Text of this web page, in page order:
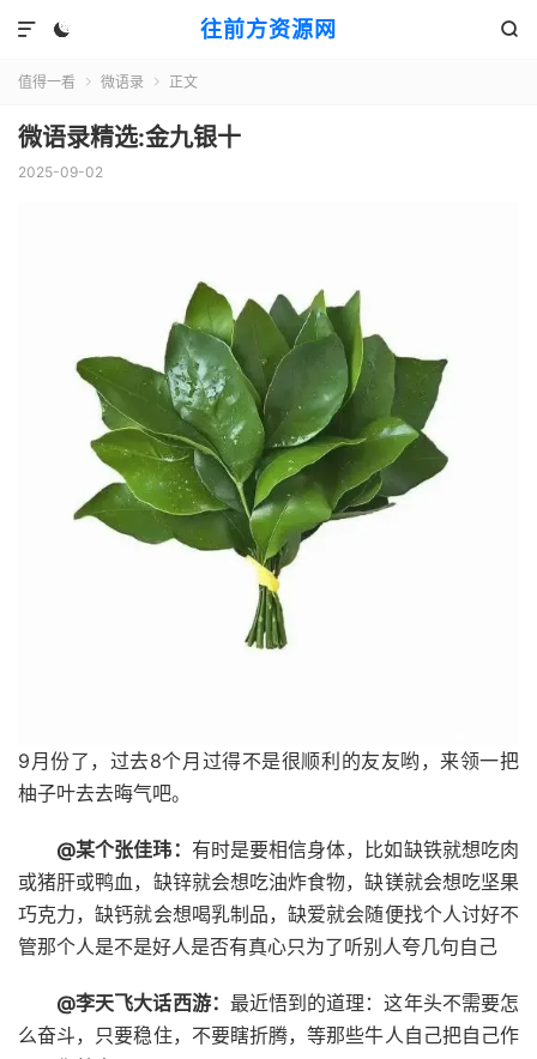
往前方资源网
 

值得一看  微语录  正文
微语录精选:金九银十
2025-09-02
9月份了，过去8个月过得不是很顺利的友友哟，来领一把
柚子叶去去晦气吧。
@某个张佳玮： 有时是要相信身体，比如缺铁就想吃肉
或猪肝或鸭血，缺锌就会想吃油炸食物，缺镁就会想吃坚果
巧克力，缺钙就会想喝乳制品，缺爱就会随便找个人讨好不
管那个人是不是好人是否有真心只为了听别人夸几句自己
@李天飞大话西游： 最近悟到的道理：这年头不需要怎
么奋斗，只要稳住，不要瞎折腾，等那些牛人自己把自己作